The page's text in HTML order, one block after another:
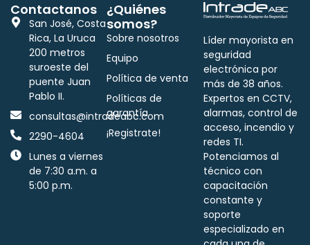
Líder mayorista en
seguridad
electrónica por
más de 38 años.
Expertos en CCTV,
alarmas, control de
acceso, incendio y
redes TI.
Potenciamos al
técnico con
capacitación
constante y
soporte
especializado en
¿Quiénes
somos?
Sobre nosotros
Equipo
Política de venta
Políticas de
garantía
¡Registrate!
Contactanos
San José, Costa
Rica, La Uruca
200 metros
suroeste del
puente Juan
Pablo II.
consultas@intradeabc.com
2290-4604
Lunes a viernes
de 7:30 a.m. a
5:00 p.m.